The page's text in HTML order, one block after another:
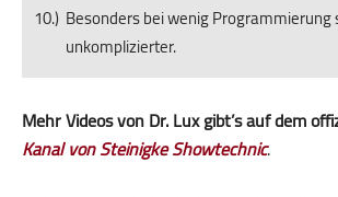
Besonders bei wenig
unkomplizierter.
Mehr Videos von Dr. Lux gibt’s auf dem
Kanal von Steinigke Showtechnic.